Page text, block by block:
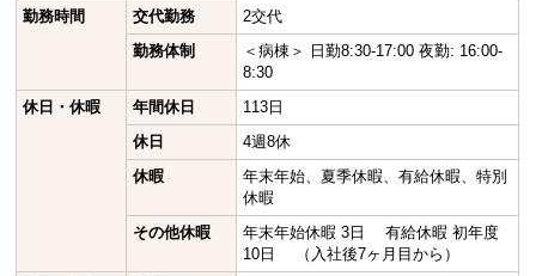
勤務時間
交代勤務
2交代
勤務体制
＜病棟＞ 日勤8:30-17:00 夜勤: 16:00-
8:30
休日・休暇
年間休日
113日
休日
4週8休
休暇
年末年始、夏季休暇、有給休暇、特別
休暇
その他休暇
年末年始休暇 3日 有給休暇 初年度
10日 （入社後7ヶ月目から）